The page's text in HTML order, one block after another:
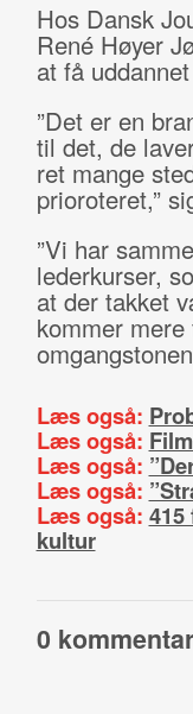
Hos Dansk
René Høyer
at få
”Det er en
til det, de
ret mange
prioroteret,”
”Vi har
lederkurser,
at der takket
kommer
Læs også:
Læs også:
Læs også:
Læs også:
Læs også:
kultur
0